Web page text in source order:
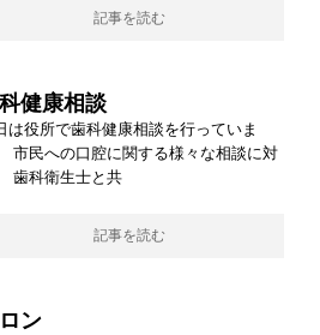
記事を読む
健康相談
は役所で歯科健康相談を行っていま
市民への口腔に関する様々な相談に対
歯科衛生士と共
記事を読む
ン